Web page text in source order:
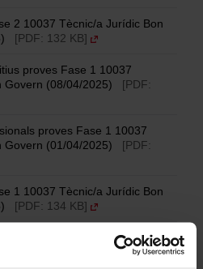
2 10037 Tècnic/a Jurídic Bon
[PDF: 132 KB]
proves Fase 1 10037
Govern (08/04/2025)
[PDF:
proves Fase 1 10037
Govern (01/04/2025)
[PDF:
1 10037 Tècnic/a Jurídic Bon
[PDF: 134 KB]
participants admeses i
a Jurídic Bon Govern